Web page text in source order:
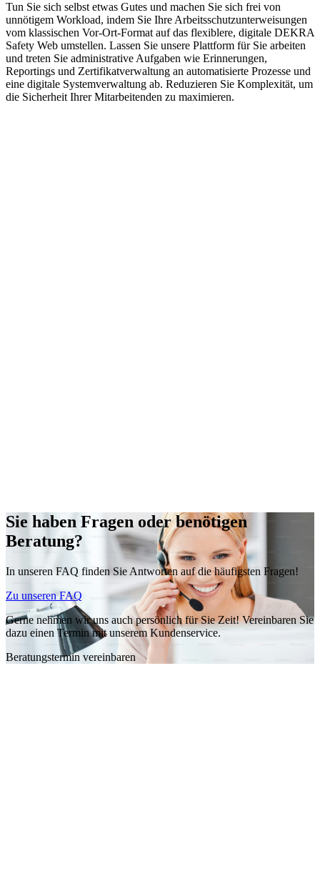
Tun Sie sich selbst etwas Gutes und machen Sie sich frei von
unnötigem Workload, indem Sie Ihre Arbeitsschutzunterweisungen
vom klassischen Vor-Ort-Format auf das flexiblere, digitale DEKRA
Safety Web umstellen. Lassen Sie unsere Plattform für Sie arbeiten
und treten Sie administrative Aufgaben wie Erinnerungen,
Reportings und Zertifikatverwaltung an automatisierte Prozesse und
eine digitale Systemverwaltung ab. Reduzieren Sie Komplexität, um
die Sicherheit Ihrer Mitarbeitenden zu maximieren.
Sie haben Fragen oder benötigen
Beratung?
In unseren FAQ finden Sie Antworten auf die häufigsten Fragen!
Zu unseren FAQ
Gerne nehmen wir uns auch persönlich für Sie Zeit! Vereinbaren Sie
dazu einen Termin mit unserem Kundenservice.
Beratungstermin vereinbaren